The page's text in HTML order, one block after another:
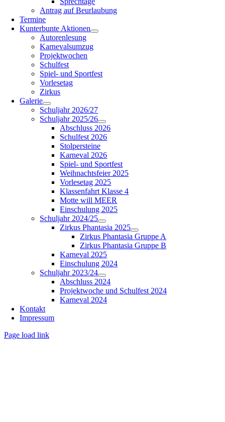
Antrag auf Beurlaubung
Termine
Kunterbunte Aktionen
Autorenlesung
Karnevalsumzug
Projektwochen
Schulfest
Spiel- und Sportfest
Vorlesetag
Zirkus
Galerie
Schuljahr 2026/27
Schuljahr 2025/26
Abschluss 2026
Schulfest 2026
Stolpersteine
Karneval 2026
Spiel- und Sportfest
Weihnachtsfeier 2025
Vorlesetag 2025
Klassenfahrt Klasse 4
Motte will MEER
Einschulung 2025
Schuljahr 2024/25
Zirkus Phantasia 2025
Zirkus Phantasia Gruppe A
Zirkus Phantasia Gruppe B
Karneval 2025
Einschulung 2024
Schuljahr 2023/24
Abschluss 2024
Projektwoche und Schulfest 2024
Karneval 2024
Kontakt
Impressum
Page load link